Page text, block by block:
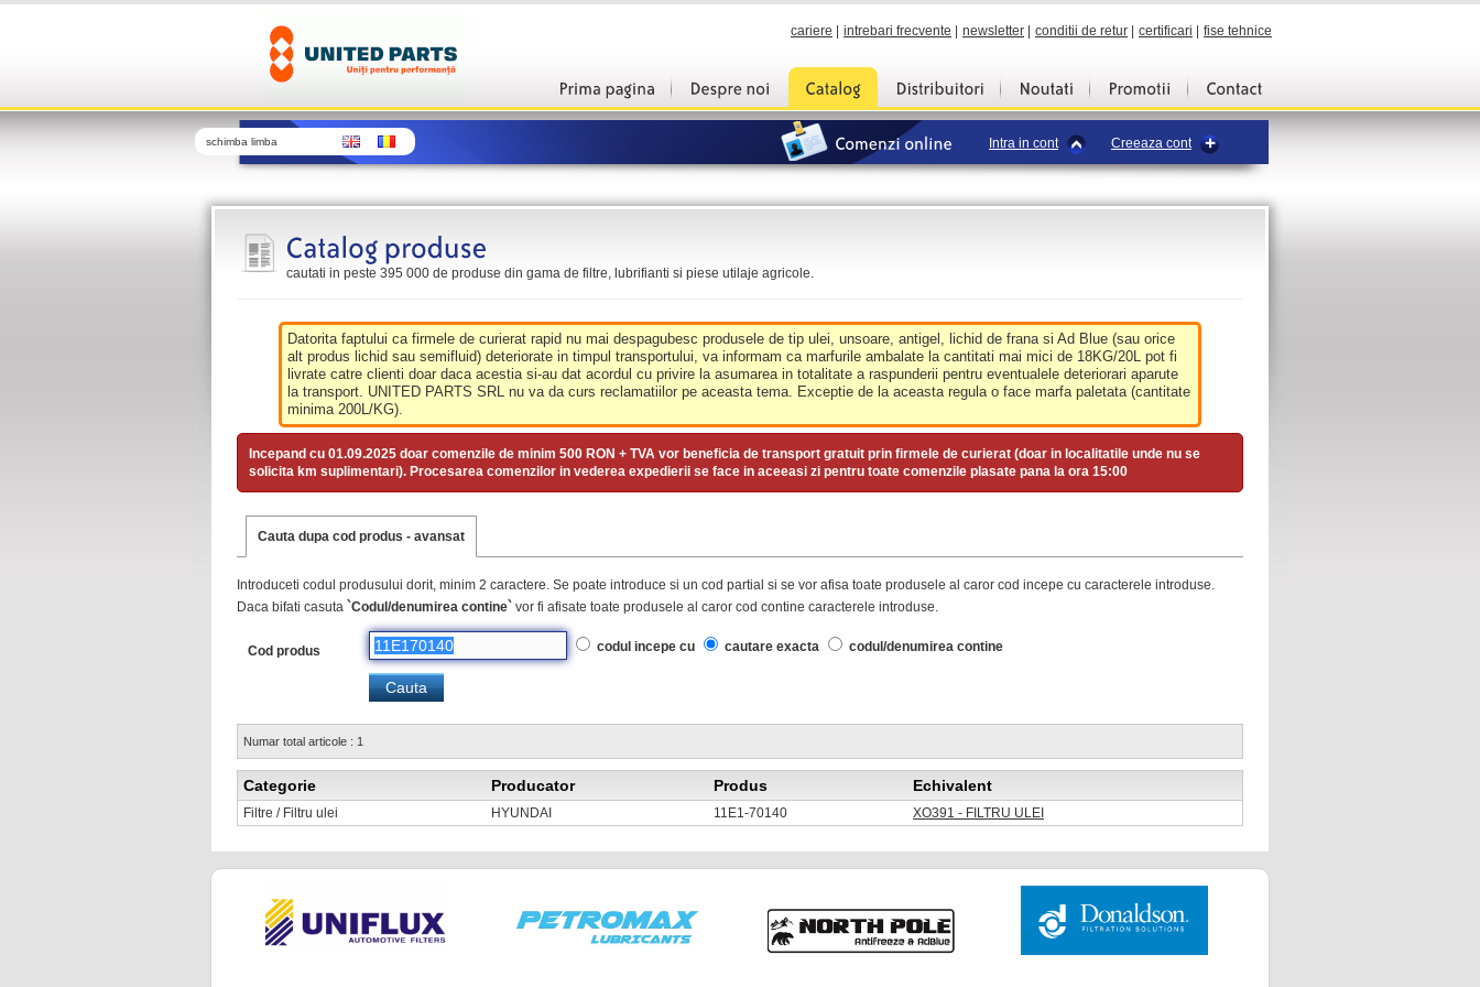
cariere intrebari frecvente newsletter conditii de retur certificari fise tehnice
schimba limba Intra in cont Creeaza cont
cautati in peste 395 000 de produse din gama de filtre, lubrifianti si piese utilaje agricole.
Datorita faptului ca firmele de curierat rapid nu mai despagubesc produsele de tip ulei, unsoare, antigel, lichid de frana si Ad Blue (sau orice
alt produs lichid sau semifluid) deteriorate in timpul transportului, va informam ca marfurile ambalate la cantitati mai mici de 18KG/20L pot fi
livrate catre clienti doar daca acestia si-au dat acordul cu privire la asumarea in totalitate a raspunderii pentru eventualele deteriorari aparute
la transport. UNITED PARTS SRL nu va da curs reclamatiilor pe aceasta tema. Exceptie de la aceasta regula o face marfa paletata (cantitate
minima 200L/KG).
Incepand cu 01.09.2025 doar comenzile de minim 500 RON + TVA vor beneficia de transport gratuit prin firmele de curierat (doar in localitatile unde nu se
solicita km suplimentari). Procesarea comenzilor in vederea expedierii se face in aceeasi zi pentru toate comenzile plasate pana la ora 15:00
Cauta dupa cod produs - avansat
Introduceti codul produsului dorit, minim 2 caractere. Se poate introduce si un cod partial si se vor afisa toate produsele al caror cod incepe cu caracterele introduse.
Daca bifati casuta `Codul/denumirea contine` vor fi afisate toate produsele al caror cod contine caracterele introduse.
Cod produs codul incepe cu cautare exacta codul/denumirea contine
Numar total articole : 1
Categorie Producator Produs Echivalent
Filtre / Filtru ulei HYUNDAI 11E1-70140 XO391 - FILTRU ULEI